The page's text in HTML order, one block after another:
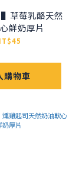
草莓乳酪天然
鮮奶厚片
購物車